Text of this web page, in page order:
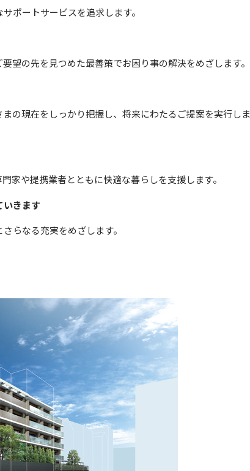
ポートサービスを追求します。
望の先を見つめた最善策でお困り事の解決をめざします。
の現在をしっかり把握し、将来にわたるご提案を実行しま
家や提携業者とともに快適な暮らしを支援します。
いきます
らなる充実をめざします。